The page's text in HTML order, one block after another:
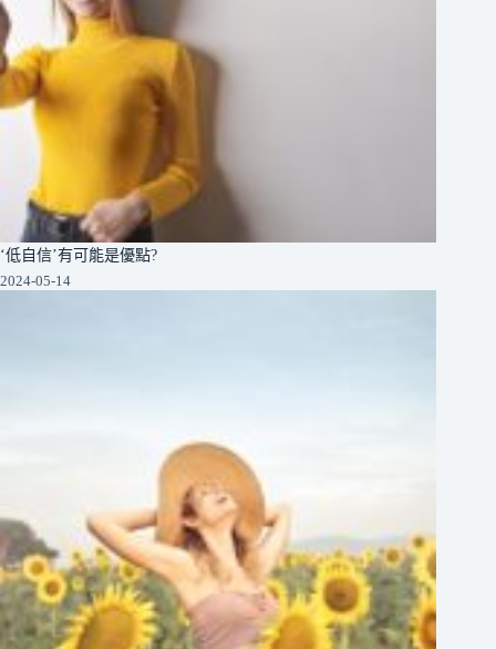
‘低自信’有可能是優點?
2024-05-14